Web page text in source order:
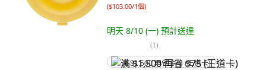
($103.00/1個)
明天 8/10 (一) 預計送達
(1)
满 $1,500 再省 $75 (王道卡)